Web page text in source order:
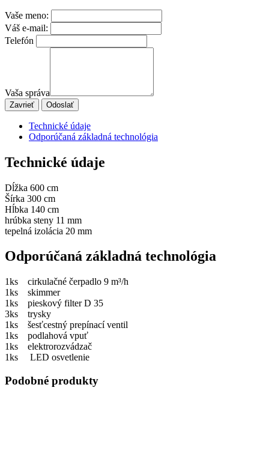
Vaše meno:
Váš e-mail:
Telefón
Vaša správa
Zavrieť Odoslať
Technické údaje
Odporúčaná základná technológia
Technické údaje
Dĺžka 600 cm
Šírka 300 cm
Hĺbka 140 cm
hrúbka steny 11 mm
tepelná izolácia 20 mm
Odporúčaná základná technológia
1ks cirkulačné čerpadlo 9 m³/h
1ks skimmer
1ks pieskový filter D 35
3ks trysky
1ks šesťcestný prepínací ventil
1ks podlahová vpuť
1ks elektrorozvádzač
1ks LED osvetlenie
Podobné produkty